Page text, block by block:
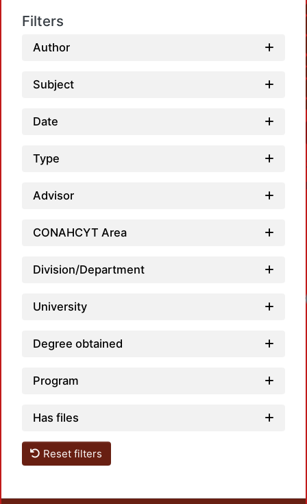
Filters
Author
Subject
Date
Type
Advisor
CONAHCYT Area
Division/Department
University
Degree obtained
Program
Has files
Reset filters